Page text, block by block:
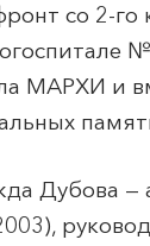
со 2-
МАРХИ и
Дубова —